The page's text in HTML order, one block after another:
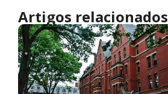
Artigos relacionados